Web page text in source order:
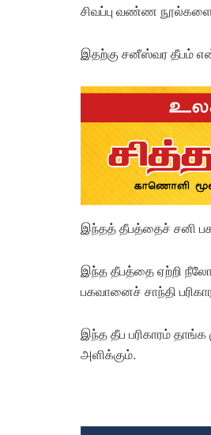
சிவப்பு வண்ண நூல்களைத்
இதற்கு சனீஸ்வர தீபம்
இந்தத் தீபத்தைச் சனி
இந்த தீபத்தை ஏற்றி
பகவானைச் சாந்தி
இந்த தீப பரிகாரம் தாங்க
அளிக்கும்.